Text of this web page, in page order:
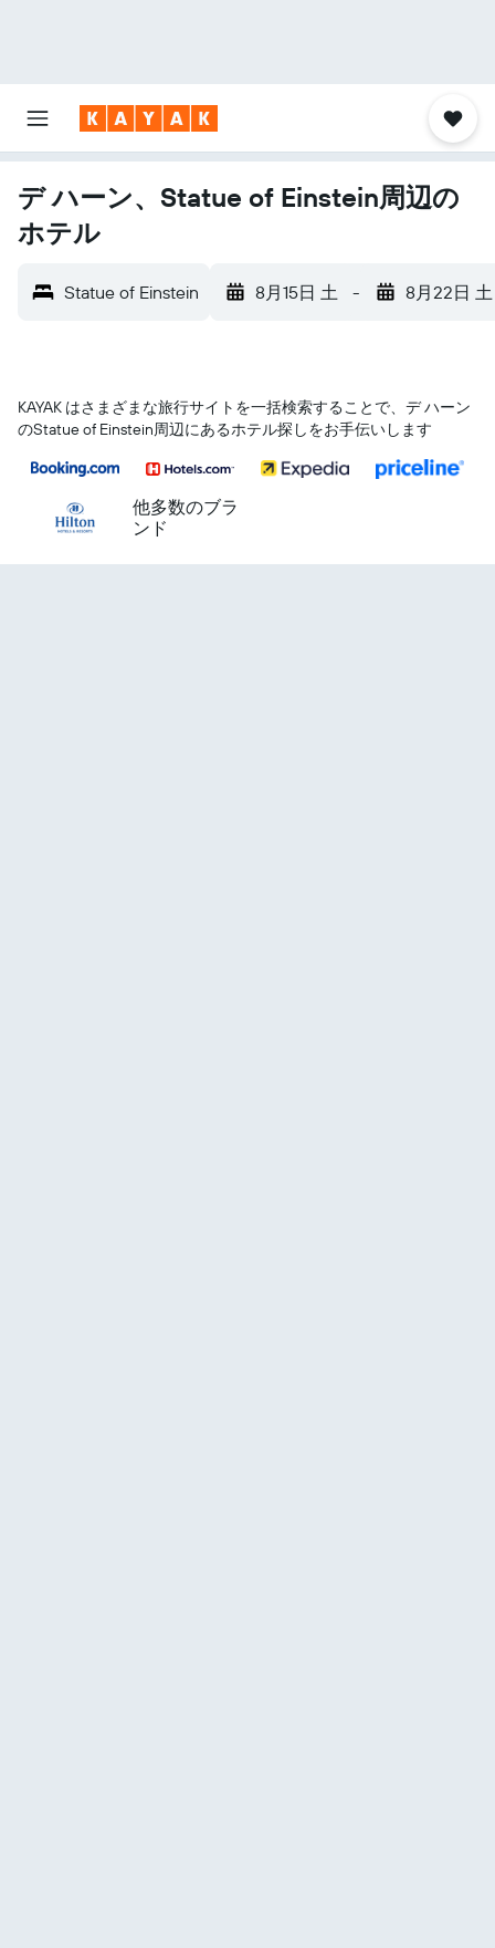
デ ハーン、Statue of Einstein周辺の
ホテル
Statue of Einstein 8月15日 土 - 8月22日 土
KAYAK はさまざまな旅行サイトを一括検索することで、デ ハーン​
のStatue of Einstein​周辺にあるホテル探しをお手伝いします
他多数のブラ
ンド